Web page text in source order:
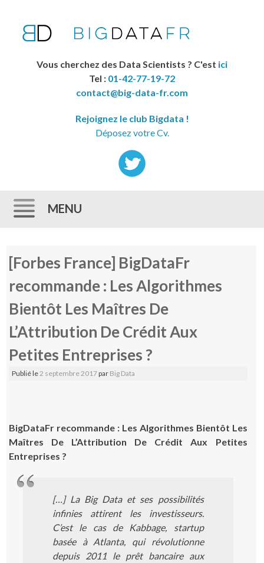
Vous cherchez des Data Scientists ? C'est ici
Tel : 01-42-77-19-72
contact@big-data-fr.com
Rejoignez le club Bigdata !
Déposez votre Cv.
MENU
[Forbes France] BigDataFr
recommande : Les Algorithmes
Bientôt Les Maîtres De
L’Attribution De Crédit Aux
Petites Entreprises ?
Publié le 2 septembre 2017par Big Data
BigDataFr recommande : Les Algorithmes Bientôt Les
Maîtres De L’Attribution De Crédit Aux Petites
Entreprises ?
[…] La Big Data et ses possibilités
infinies attirent les investisseurs.
C’est le cas de Kabbage, startup
basée à Atlanta, qui révolutionne
depuis 2011 le prêt bancaire aux